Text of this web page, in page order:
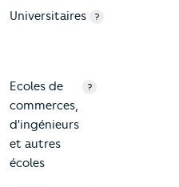
Universitaires ?
Ecoles de
commerces,
d'ingénieurs
et autres
écoles
?